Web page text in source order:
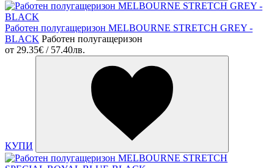
Работен полугащеризон MELBOURNE STRETCH GREY -
BLACK Работен полугащеризон
от 29.35€ / 57.40лв.
КУПИ